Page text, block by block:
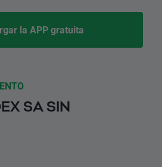
la APP gratuita
SA SIN